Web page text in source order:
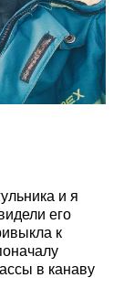
и я
его
к
в канаву